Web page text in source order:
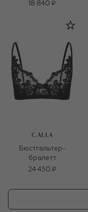
18 840 ₽
C.ALLA
Бюстгальтер-
бралетт
24 450 ₽